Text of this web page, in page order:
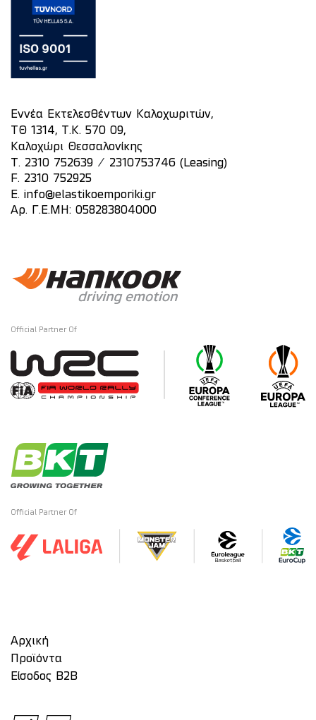
Εννέα Εκτελεσθέντων Καλοχωριτών,
ΤΘ 1314, Τ.Κ. 570 09,
Καλοχώρι Θεσσαλονίκης
T. 2310 752639 /
2310753746 (Leasing)
F. 2310 752925
E.
info@elastikoemporiki.gr
Αρ. Γ.Ε.ΜΗ: 058283804000
Official Partner Of
Official Partner Of
Αρχική
Προϊόντα
Είσοδος Β2Β